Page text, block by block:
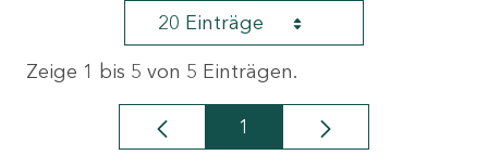
20 Einträge
Zeige 1 bis 5 von 5 Einträgen.
Seite
1